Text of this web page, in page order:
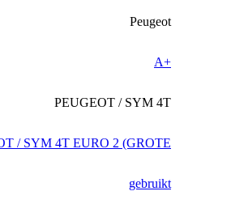
Peugeot
A+
PEUGEOT / SYM 4T
/ SYM 4T EURO 2 (GROTE
gebruikt